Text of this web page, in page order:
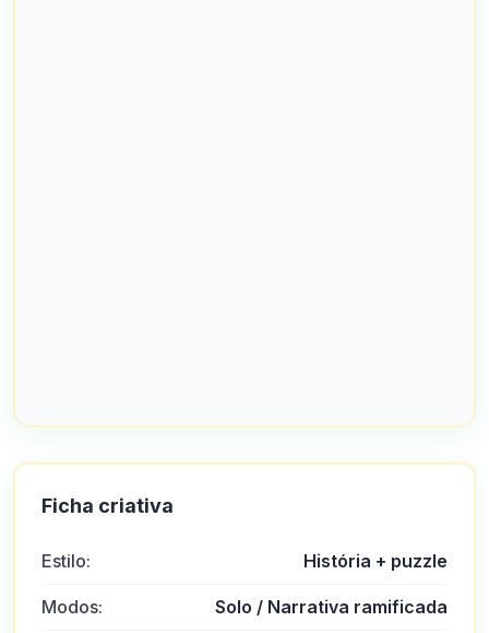
Ficha criativa
Estilo: História + puzzle
Modos: Solo / Narrativa ramificada